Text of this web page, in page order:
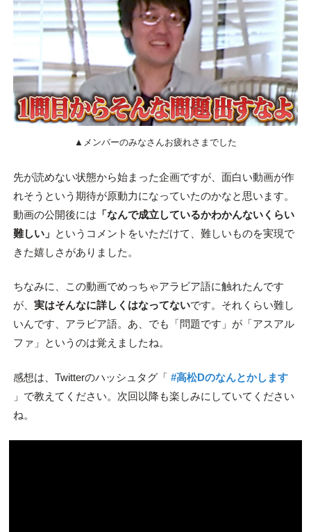
▲メンバーのみなさんお疲れさまでした
先が読めない状態から始まった企画ですが、面白い動画が作
れそうという期待が原動力になっていたのかなと思います。
動画の公開後には 「なんで成立しているかわかんないくらい
難しい」 というコメントをいただけて、難しいものを実現で
きた嬉しさがありました。
ちなみに、この動画でめっちゃアラビア語に触れたんです
が、 実はそんなに詳しくはなってないです。それくらい難し
いんです、アラビア語。あ、でも「問題です」が「アスアル
ファ」というのは覚えましたね。
感想は、Twitterのハッシュタグ「 #高松Dのなんとかします
」で教えてください。次回以降も楽しみにしていてください
ね。